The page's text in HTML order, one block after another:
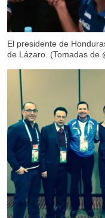
El presidente de
de Lázaro. (Tomadas de